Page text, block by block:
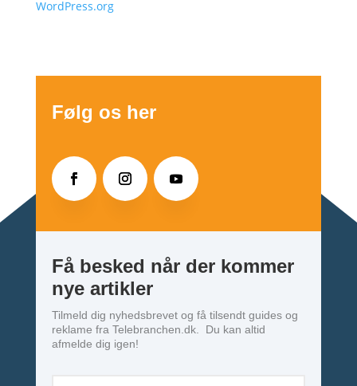
WordPress.org
Følg os her
Få besked når der kommer
nye artikler
Tilmeld dig nyhedsbrevet og få tilsendt guides og
reklame fra Telebranchen.dk. Du kan altid
afmelde dig igen!